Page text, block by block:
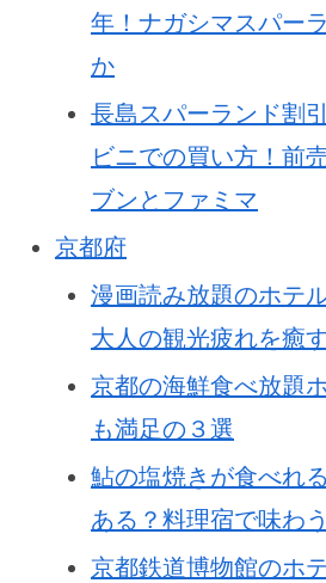
年！ナガシマスパー
か
長島スパーランド割
ビニでの買い方！前
ブンとファミマ
京都府
漫画読み放題のホテ
大人の観光疲れを癒
京都の海鮮食べ放題
も満足の３選
鮎の塩焼きが食べれ
ある？料理宿で味わ
京都鉄道博物館のホ